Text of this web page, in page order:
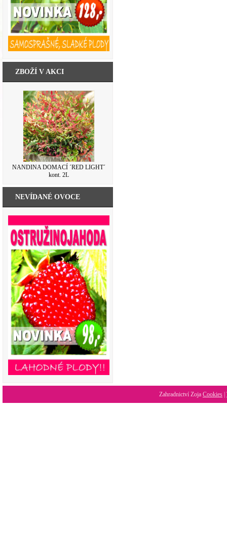
ZBOŽÍ V AKCI
NANDINA DOMACÍ ´RED LIGHT´
kont. 2L
NEVÍDANÉ OVOCE
Zahradnictví Zoja Cookies